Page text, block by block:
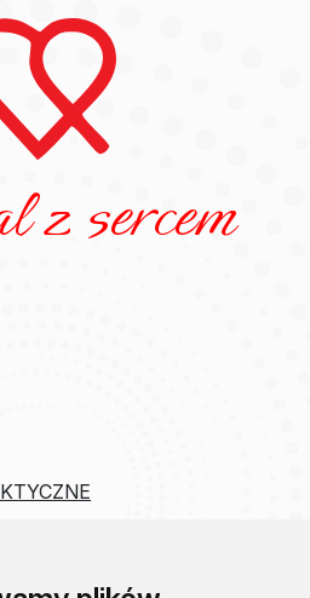
sercem